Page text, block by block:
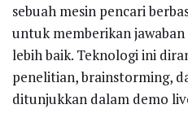
sebuah mesin pencari
untuk memberikan
lebih baik. Teknologi ini
penelitian, brainstorming,
ditunjukkan dalam demo